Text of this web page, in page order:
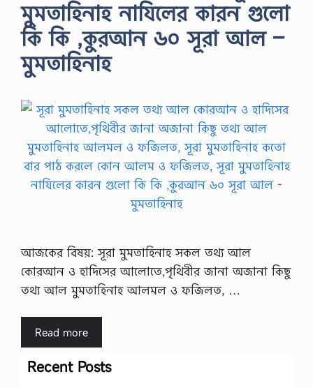
মুমতাহিনাহ নাযিলের কারন গুলো
কি কি ,কুরআন ৬০ সূরা আল –
মুমতাহিনাহ
আজকের বিষয়: সূরা মুমতাহিনাহ সকল তথ্য আল
কোরআন ও হাদিসের আলোতে,পৃথিবীর জানা অজানা কিছু
তথ্য আল মুমতাহিনাহ আলমল ও ফজিলত, …
Read more
Recent Posts